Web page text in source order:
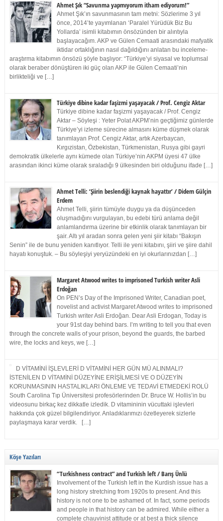
Ahmet Şık “Savunma yapmıyorum itham ediyorum!”
Ahmet Şık’ın savunmasının tam metni: Sözlerime 3 yıl
önce, 2014’te yayımlanan ‘Paralel Yürüdük Biz Bu
Yollarda’ isimli kitabımın önsözünden bir alıntıyla
başlayacağım. AKP ve Gülen Cemaati arasındaki mafyatik
iktidar ortaklığının nasıl dağıldığını anlatan bu inceleme-
araştırma kitabımın önsözü şöyle başlıyor: “Türkiye’yi siyasal ve toplumsal
olarak beraber dönüştüren iki güç olan AKP ile Gülen Cemaati’nin
birlikteliği ve […]
Türkiye dibine kadar faşizmi yaşayacak / Prof. Cengiz Aktar
Türkiye dibine kadar faşizmi yaşayacak / Prof. Cengiz
Aktar – Söyleşi : Yeter Polat AKPM’nin geçtiğimiz günlerde
Türkiye’yi izleme sürecine almasını küme düşmek olarak
tanımlayan Prof. Cengiz Aktar, artık Azerbaycan,
Kırgızistan, Özbekistan, Türkmenistan, Rusya gibi gayri
demokratik ülkelerle aynı kümede olan Türkiye’nin AKPM üyesi 47 ülke
arasından ikinci küme olarak sıraladığı 9 ülkesinden biri olduğunu ifade […]
Ahmet Telli: ‘Şiirin beslendiği kaynak hayattır’ / Didem Gülçin
Erdem
Ahmet Telli, şiirin tümüyle duygu ya da düşünceden
oluşmadığını vurgulayan, bu edebi türü anlama değil
anlamlandırma üzerine bir etkinlik olarak tanımlayan bir
şair. Altı yıl aradan sonra gelen yeni şiir kitabı “Bakışın
Senin” ile de bunu yeniden kanıtlıyor. Telli ile yeni kitabını, şiiri ve şiire dahil
hayatı konuştuk. – Bu söyleşiyi yeryüzündeki en iyi okurlarınızdan […]
Margaret Atwood writes to imprisoned Turkish writer Asli
Erdoğan
On PEN’s Day of the Imprisoned Writer, Canadian poet,
novelist and activist Margaret Atwood writes to imprisoned
Turkish writer Asli Erdoğan. Dear Asli Erdogan, Today is
your 91st day behind bars. I’m writing to tell you that even
through the concrete walls of your prison, beyond the guards, the barbed
wire, the locks and keys, we […]
D VİTAMİNİ İŞLEVLERİ D VİTAMİNİ HER GÜN MÜ ALINMALI?
İSTENİLEN D VİTAMİNİ DÜZEYİNE ERİŞİLMESİ VE O DÜZEYİN
KORUNMASININ HASTALIKLARI ÖNLEME VE TEDAVİ ETMEDEKİ ROLÜ
South Carolina Tıp Üniversitesi profesörlerinden Dr. Bruce W. Hollis’in bu
videosunu birkaç kez dikkatle izledik. D vitamininin vücuttaki işlevleri
hakkında çok güzel bilgilendiriyor. Anladıklarımızı özetleyerek sizlerle
paylaşmaya karar verdik. […]
Köşe Yazıları
“Turkishness contract” and Turkish left / Barış Ünlü
Involvement of the Turkish left in the Kurdish issue has a
long history stretching from 1920s to present. And this
history is not one to be ashamed of. In fact, some periods
and people in that history can be admired. While either a
complete chauvinist attitude or at best a thick silence